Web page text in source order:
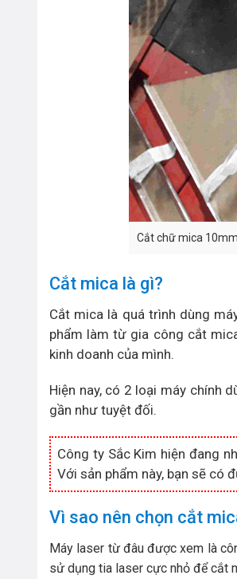
Cắt chữ mica 10mm
Cắt mica là gì?
Cắt mica là quá trình dùng
phẩm làm từ gia công cắt
kinh doanh của mình.
Hiện nay, có 2 loại máy chính
gần như tuyệt đối.
Công ty Sắc Kim hiện đang
Với sản phẩm này, bạn sẽ
Vì sao nên chọn cắt
Máy laser từ đâu được xem là
sử dụng tia laser cực nhỏ để cắt